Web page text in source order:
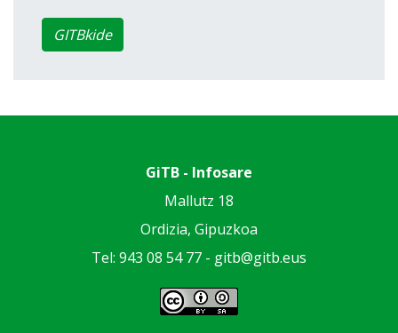
GITBkide
GiTB - Infosare
Mallutz 18
Ordizia, Gipuzkoa
Tel: 943 08 54 77 - gitb@gitb.eus